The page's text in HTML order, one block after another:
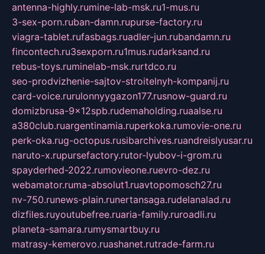
antenna-highly.rumine-lab-msk.ru1-mus.ru
3-sex-porn.ruban-damn.rupurse-factory.ru
viagra-tablet.rufasbags.ruadler-jun.rubandamn.ru
fincontech.ru3sexporn.ru1mus.rudarksand.ru
rebus-toys.ruminelab-msk.rurtdco.ru
seo-prodvizhenie-sajtov-stroitelnyh-kompanij.ru
card-voice.rurulonnyygazon177.rusnow-guard.ru
domizbrusa-9x12spb.rudemaholding.ruaalse.ru
a380club.ruargentinamia.ruperkoka.rumovie-one.ru
perk-oka.rug-octopus.rusibarchives.ruandreislyusar.ru
naruto-x.rupursefactory.rutor-lyubov-i-grom.ru
spayderhed-2022.rumovieone.ruevro-dez.ru
webamator.ruma-absolut1.ruavtopomosch27.ru
nv-750.runews-plain.runertansaga.rudelanalad.ru
dizfiles.ruyoutubefree.ruaria-family.ruroadli.ru
planeta-samara.rumysmartbuy.ru
matrasy-kemerovo.ruashanet.rutrade-farm.ru